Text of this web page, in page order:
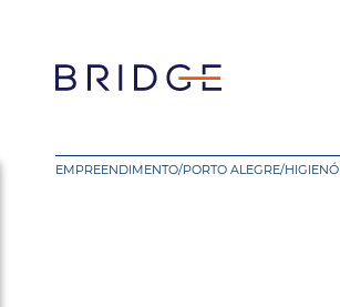
EMPREENDIMENTO/PORTO ALEGRE/